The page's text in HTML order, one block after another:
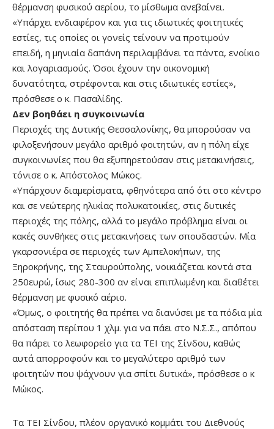
θέρμανση φυσικού αερίου, το μίσθωμα ανεβαίνει.
«Υπάρχει ενδιαφέρον και για τις ιδιωτικές φοιτητικές
εστίες, τις οποίες οι γονείς τείνουν να προτιμούν
επειδή, η μηνιαία δαπάνη περιλαμβάνει τα πάντα, ενοίκιο
και λογαριασμούς. Όσοι έχουν την οικονομική
δυνατότητα, στρέφονται και στις ιδιωτικές εστίες»,
πρόσθεσε ο κ. Πασαλίδης.
Δεν βοηθάει η συγκοινωνία
Περιοχές της Δυτικής Θεσσαλονίκης, θα μπορούσαν να
φιλοξενήσουν μεγάλο αριθμό φοιτητών, αν η πόλη είχε
συγκοινωνίες που θα εξυπηρετούσαν στις μετακινήσεις,
τόνισε ο κ. Απόστολος Μώκος.
«Υπάρχουν διαμερίσματα, φθηνότερα από ότι στο κέντρο
και σε νεώτερης ηλικίας πολυκατοικίες, στις δυτικές
περιοχές της πόλης, αλλά το μεγάλο πρόβλημα είναι οι
κακές συνθήκες στις μετακινήσεις των σπουδαστών. Μία
γκαρσονιέρα σε περιοχές των Αμπελοκήπων, της
Ξηροκρήνης, της Σταυρούπολης, νοικιάζεται κοντά στα
250ευρώ, ίσως 280-300 αν είναι επιπλωμένη και διαθέτει
θέρμανση με φυσικό αέριο.
«Όμως, ο φοιτητής θα πρέπει να διανύσει με τα πόδια μία
απόσταση περίπου 1 χλμ. για να πάει στο Ν.Σ.Σ., απ΄όπου
θα πάρει το λεωφορείο για τα ΤΕΙ της Σίνδου, καθώς
αυτά απορροφούν και το μεγαλύτερο αριθμό των
φοιτητών που ψάχνουν για σπίτι δυτικά», πρόσθεσε ο κ
Μώκος.
Τα ΤΕΙ Σίνδου, πλέον οργανικό κομμάτι του Διεθνούς